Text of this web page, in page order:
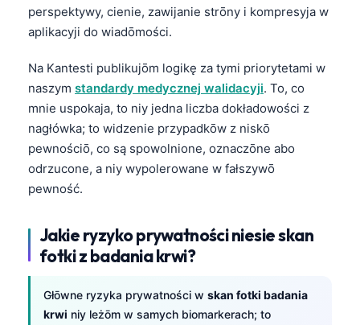
perspektywy, cienie, zawijanie strōny i kompresyja w
aplikacyji do wiadōmości.
Na Kantesti publikujōm logikę za tymi priorytetami w
naszym standardy medycznej walidacyji. To, co
mnie uspokaja, to niy jedna liczba dokładowości z
nagłówka; to widzenie przypadkōw z niskō
pewnościō, co są spowolnione, oznaczōne abo
odrzucone, a niy wypolerowane w fałszywō
pewność.
Jakie ryzyko prywatności niesie skan
fotki z badania krwi?
Głōwne ryzyka prywatności w skan fotki badania
krwi niy leżōm w samych biomarkerach; to